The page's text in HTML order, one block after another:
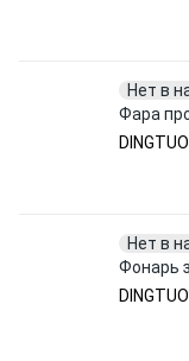
Нет в
Фара
DINGTUO
Нет в
Фонарь
DINGTUO